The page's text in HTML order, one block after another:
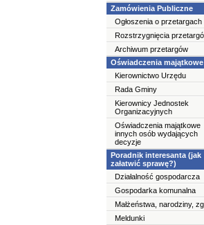
Zamówienia Publiczne
Ogłoszenia o przetargach
Rozstrzygnięcia
Archiwum przetargów
Oświadczenia majątkowe
Kierownictwo Urzędu
Rada Gminy
Kierownicy Jednostek
Organizacyjnych
Oświadczenia majątkowe
innych osób wydających
decyzje
Poradnik interesanta (jak
załatwić sprawę?)
Działalność gospodarcza
Gospodarka komunalna
Małżeństwa, narodziny,
Meldunki